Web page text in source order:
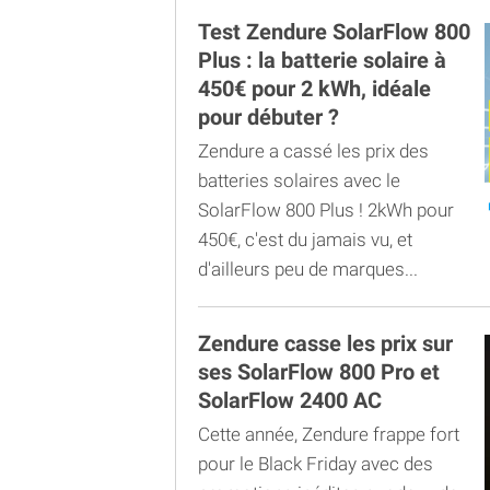
Test Zendure SolarFlow 800
Plus : la batterie solaire à
450€ pour 2 kWh, idéale
pour débuter ?
Zendure a cassé les prix des
batteries solaires avec le
SolarFlow 800 Plus ! 2kWh pour
450€, c'est du jamais vu, et
d'ailleurs peu de marques...
Zendure casse les prix sur
ses SolarFlow 800 Pro et
SolarFlow 2400 AC
Cette année, Zendure frappe fort
pour le Black Friday avec des